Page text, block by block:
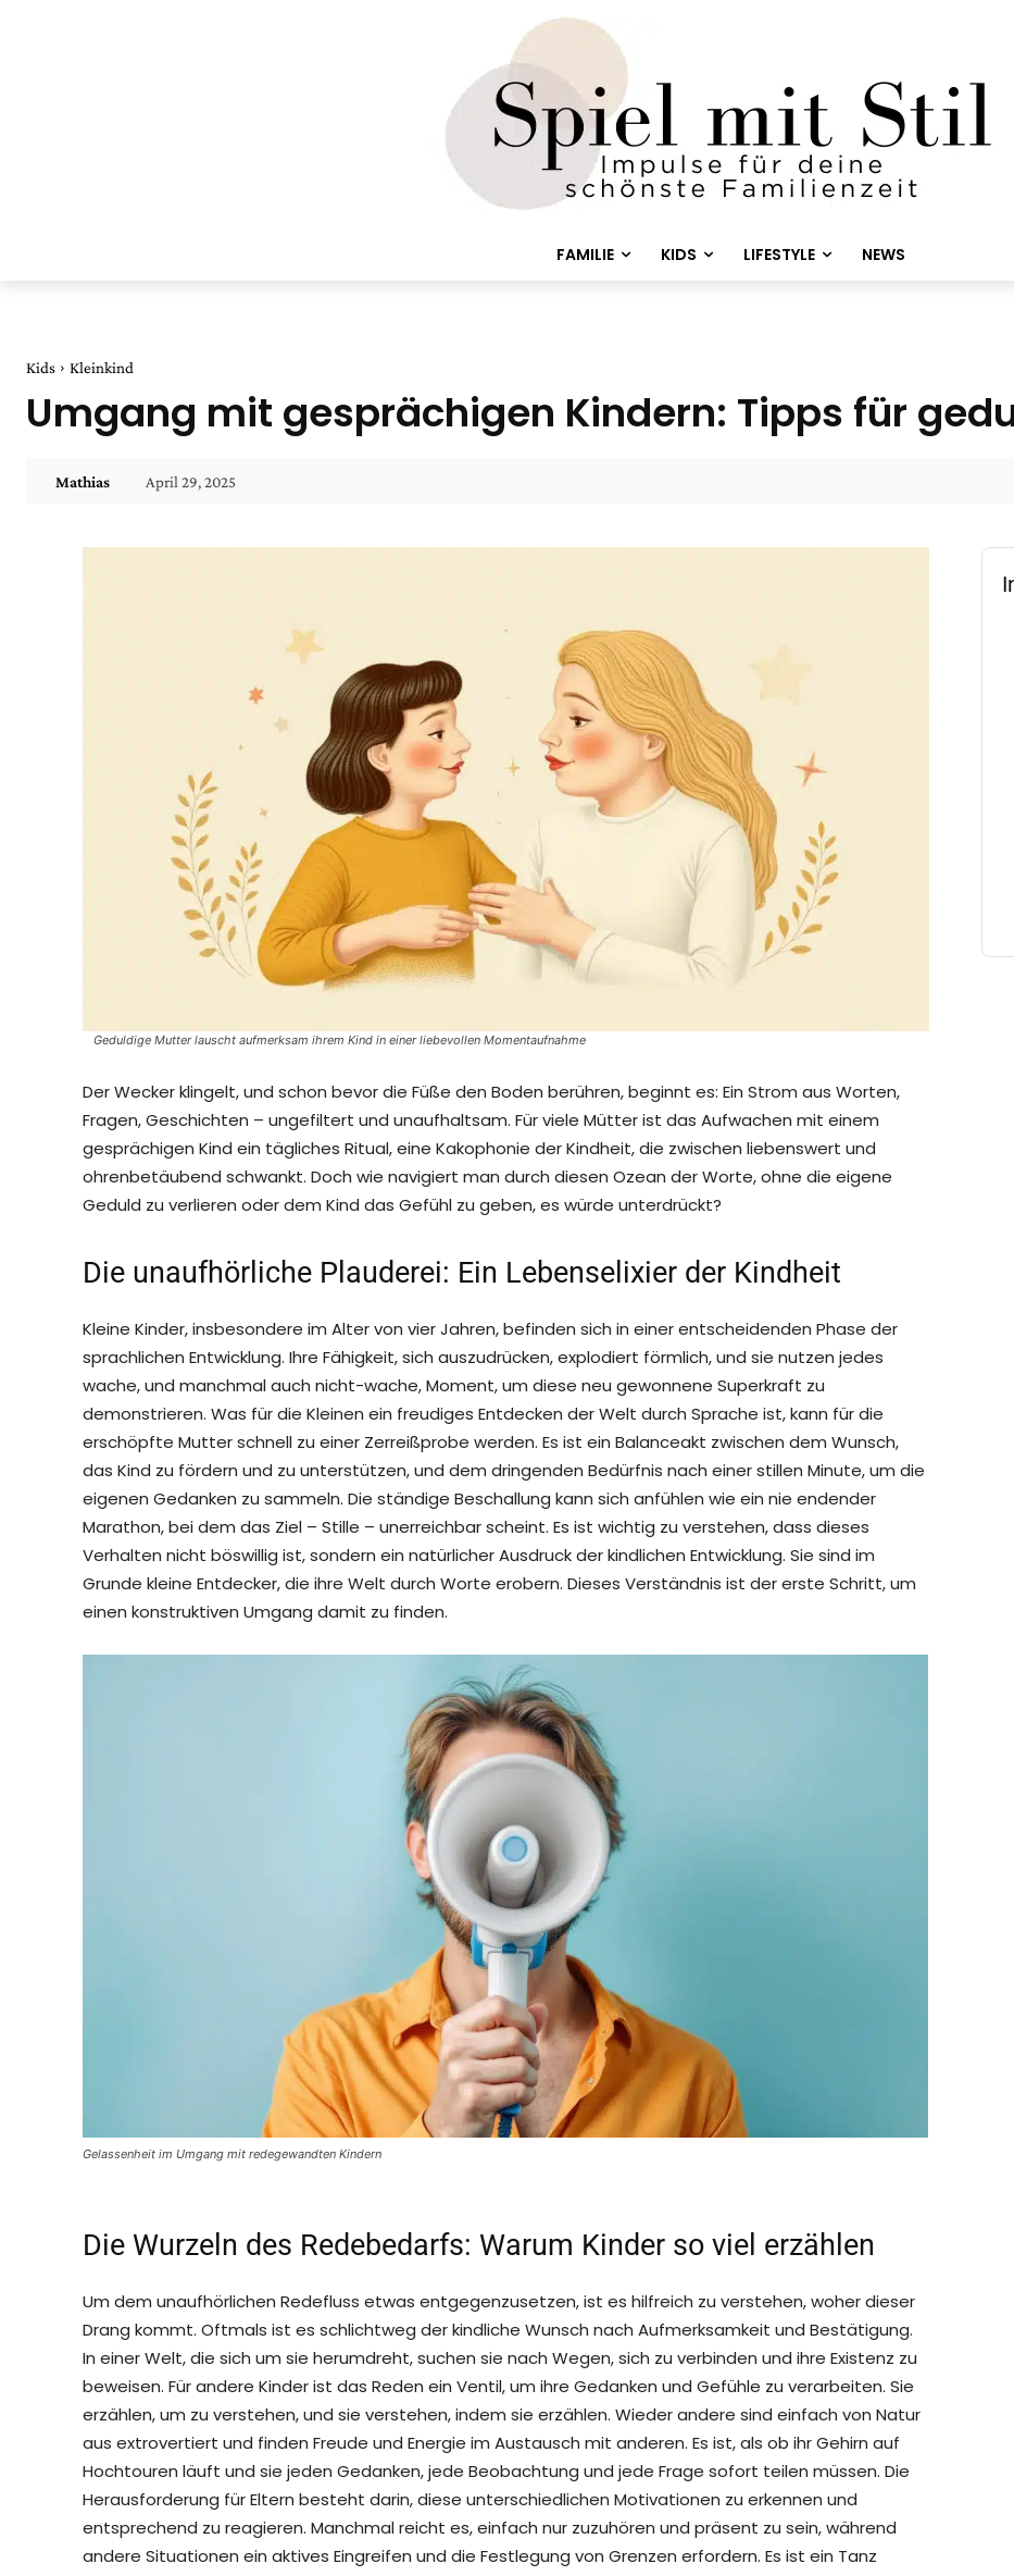
FAMILIE KIDS LIFESTYLE NEWS
Kids Kleinkind
Umgang mit gesprächigen Kindern: Tipps für
Mathias April 29, 2025
Geduldige Mutter lauscht aufmerksam ihrem Kind in einer liebevollen Momentaufnahme
Der Wecker klingelt, und schon bevor die Füße den Boden berühren, beginnt es: Ein Strom aus Worten,
Fragen, Geschichten – ungefiltert und unaufhaltsam. Für viele Mütter ist das Aufwachen mit einem
gesprächigen Kind ein tägliches Ritual, eine Kakophonie der Kindheit, die zwischen liebenswert und
ohrenbetäubend schwankt. Doch wie navigiert man durch diesen Ozean der Worte, ohne die eigene
Geduld zu verlieren oder dem Kind das Gefühl zu geben, es würde unterdrückt?
Die unaufhörliche Plauderei: Ein Lebenselixier der Kindheit
Kleine Kinder, insbesondere im Alter von vier Jahren, befinden sich in einer entscheidenden Phase der
sprachlichen Entwicklung. Ihre Fähigkeit, sich auszudrücken, explodiert förmlich, und sie nutzen jedes
wache, und manchmal auch nicht-wache, Moment, um diese neu gewonnene Superkraft zu
demonstrieren. Was für die Kleinen ein freudiges Entdecken der Welt durch Sprache ist, kann für die
erschöpfte Mutter schnell zu einer Zerreißprobe werden. Es ist ein Balanceakt zwischen dem Wunsch,
das Kind zu fördern und zu unterstützen, und dem dringenden Bedürfnis nach einer stillen Minute, um die
eigenen Gedanken zu sammeln. Die ständige Beschallung kann sich anfühlen wie ein nie endender
Marathon, bei dem das Ziel – Stille – unerreichbar scheint. Es ist wichtig zu verstehen, dass dieses
Verhalten nicht böswillig ist, sondern ein natürlicher Ausdruck der kindlichen Entwicklung. Sie sind im
Grunde kleine Entdecker, die ihre Welt durch Worte erobern. Dieses Verständnis ist der erste Schritt, um
einen konstruktiven Umgang damit zu finden.
Gelassenheit im Umgang mit redegewandten Kindern
Die Wurzeln des Redebedarfs: Warum Kinder so viel erzählen
Um dem unaufhörlichen Redefluss etwas entgegenzusetzen, ist es hilfreich zu verstehen, woher dieser
Drang kommt. Oftmals ist es schlichtweg der kindliche Wunsch nach Aufmerksamkeit und Bestätigung.
In einer Welt, die sich um sie herumdreht, suchen sie nach Wegen, sich zu verbinden und ihre Existenz zu
beweisen. Für andere Kinder ist das Reden ein Ventil, um ihre Gedanken und Gefühle zu verarbeiten. Sie
erzählen, um zu verstehen, und sie verstehen, indem sie erzählen. Wieder andere sind einfach von Natur
aus extrovertiert und finden Freude und Energie im Austausch mit anderen. Es ist, als ob ihr Gehirn auf
Hochtouren läuft und sie jeden Gedanken, jede Beobachtung und jede Frage sofort teilen müssen. Die
Herausforderung für Eltern besteht darin, diese unterschiedlichen Motivationen zu erkennen und
entsprechend zu reagieren. Manchmal reicht es, einfach nur zuzuhören und präsent zu sein, während
andere Situationen ein aktives Eingreifen und die Festlegung von Grenzen erfordern. Es ist ein Tanz